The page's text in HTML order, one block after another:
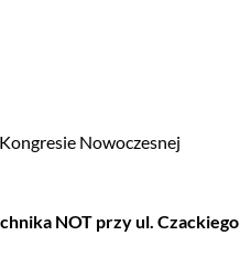
Nowoczesnej
NOT przy ul. Czackiego